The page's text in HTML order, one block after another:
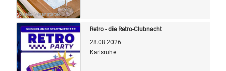
Quelle: Veranstalter
Retro - die Retro-Clubnacht
28.08.2026
Karlsruhe